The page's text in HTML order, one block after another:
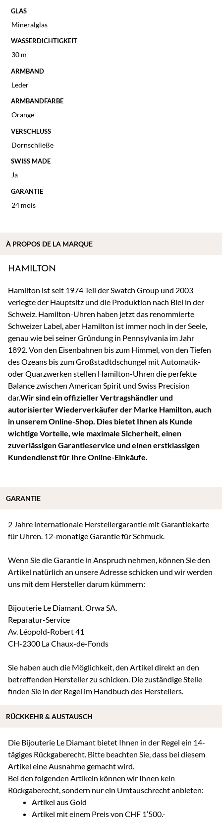
GLAS
Mineralglas
WASSERDICHTIGKEIT
30 m
ARMBAND
Leder
ARMBANDFARBE
Orange
VERSCHLUSS
Dornschließe
SWISS MADE
Ja
GARANTIE
24 mois
HAMILTON
Hamilton ist seit 1974 Teil der Swatch Group und 2003
verlegte der Hauptsitz und die Produktion nach Biel in der
Schweiz. Hamilton-Uhren haben jetzt das renommierte
Schweizer Label, aber Hamilton ist immer noch in der Seele,
genau wie bei seiner Gründung in Pennsylvania im Jahr
1892. Von den Eisenbahnen bis zum Himmel, von den Tiefen
des Ozeans bis zum Großstadtdschungel mit Automatik-
oder Quarzwerken stellen Hamilton-Uhren die perfekte
Balance zwischen American Spirit und Swiss Precision
dar.Wir sind ein offizieller Vertragshändler und
autorisierter Wiederverkäufer der Marke Hamilton, auch
in unserem Online-Shop. Dies bietet Ihnen als Kunde
wichtige Vorteile, wie maximale Sicherheit, einen
zuverlässigen Garantieservice und einen erstklassigen
Kundendienst für Ihre Online-Einkäufe.
2 Jahre internationale Herstellergarantie mit Garantiekarte
für Uhren. 12-monatige Garantie für Schmuck.
Wenn Sie die Garantie in Anspruch nehmen, können Sie den
Artikel natürlich an unsere Adresse schicken und wir werden
uns mit dem Hersteller darum kümmern:
Bijouterie Le Diamant, Orwa SA.
Reparatur-Service
Av. Léopold-Robert 41
CH-2300 La Chaux-de-Fonds
Sie haben auch die Möglichkeit, den Artikel direkt an den
betreffenden Hersteller zu schicken. Die zuständige Stelle
finden Sie in der Regel im Handbuch des Herstellers.
Die Bijouterie Le Diamant bietet Ihnen in der Regel ein 14-
tägiges Rückgaberecht. Bitte beachten Sie, dass bei diesem
Artikel eine Ausnahme gemacht wird.
Bei den folgenden Artikeln können wir Ihnen kein
Rückgaberecht, sondern nur ein Umtauschrecht anbieten:
Artikel aus Gold
Artikel mit einem Preis von CHF 1’500.-
À PROPOS DE LA MARQUE
GARANTIE
RÜCKKEHR & AUSTAUSCH